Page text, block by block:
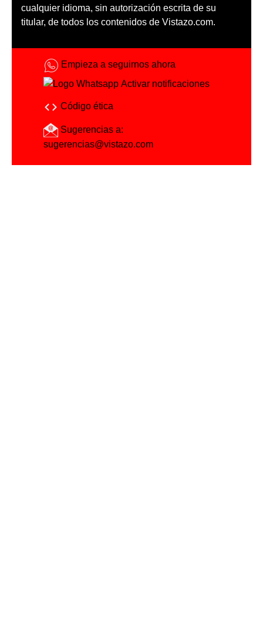
cualquier idioma, sin autorización escrita de su
titular, de todos los contenidos de Vistazo.com.
Empieza a seguirnos ahora
Activar notificaciones
Código ética
Sugerencias a:
sugerencias@vistazo.com